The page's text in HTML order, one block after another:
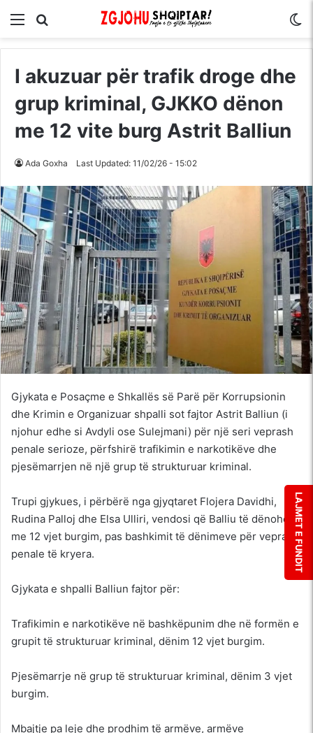
Menu
I akuzuar për trafik droge dhe
grup kriminal, GJKKO dënon
me 12 vite burg Astrit Balliun
Ada Goxha Last Updated: 11/02/26 - 15:02
Gjykata e Posaçme e Shkallës së Parë për Korrupsionin
dhe Krimin e Organizuar shpalli sot fajtor Astrit Balliun (i
njohur edhe si Avdyli ose Sulejmani) për një seri veprash
penale serioze, përfshirë trafikimin e narkotikëve dhe
pjesëmarrjen në një grup të strukturuar kriminal.
Trupi gjykues, i përbërë nga gjyqtaret Flojera Davidhi,
Rudina Palloj dhe Elsa Ulliri, vendosi që Balliu të dënohet
me 12 vjet burgim, pas bashkimit të dënimeve për veprat
penale të kryera.
Gjykata e shpalli Balliun fajtor për:
Trafikimin e narkotikëve në bashkëpunim dhe në formën e
grupit të strukturuar kriminal, dënim 12 vjet burgim.
Pjesëmarrje në grup të strukturuar kriminal, dënim 3 vjet
burgim.
Mbajtje pa leje dhe prodhim të armëve, armëve
LAJMET E FUNDIT